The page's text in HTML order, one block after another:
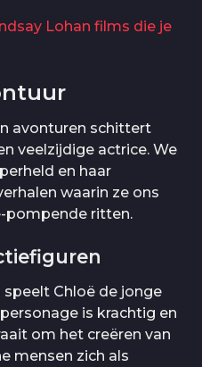
Lohan films die je
avonturen schittert
veelzijdige actrice. We
en haar
waarin ze ons
pompende ritten.
speelt Chloë de jonge
is krachtig en
om het creëren van
mensen zich als